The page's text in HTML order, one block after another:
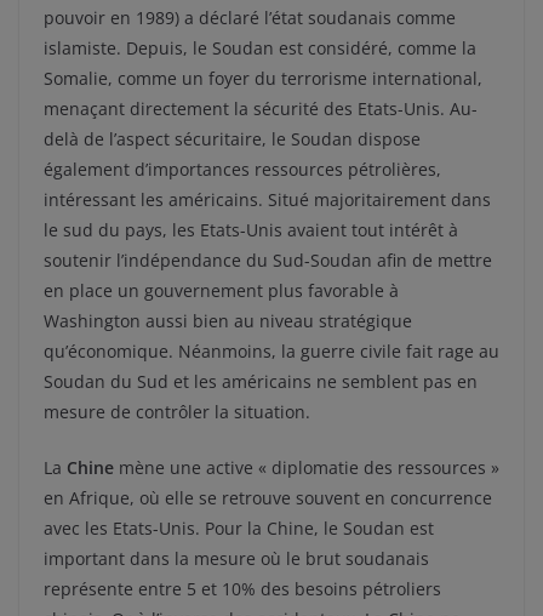
pouvoir en 1989) a déclaré l’état soudanais comme
islamiste. Depuis, le Soudan est considéré, comme la
Somalie, comme un foyer du terrorisme international,
menaçant directement la sécurité des Etats-Unis. Au-
delà de l’aspect sécuritaire, le Soudan dispose
également d’importances ressources pétrolières,
intéressant les américains. Situé majoritairement dans
le sud du pays, les Etats-Unis avaient tout intérêt à
soutenir l’indépendance du Sud-Soudan afin de mettre
en place un gouvernement plus favorable à
Washington aussi bien au niveau stratégique
qu’économique. Néanmoins, la guerre civile fait rage au
Soudan du Sud et les américains ne semblent pas en
mesure de contrôler la situation.
La Chine mène une active « diplomatie des ressources »
en Afrique, où elle se retrouve souvent en concurrence
avec les Etats-Unis. Pour la Chine, le Soudan est
important dans la mesure où le brut soudanais
représente entre 5 et 10% des besoins pétroliers